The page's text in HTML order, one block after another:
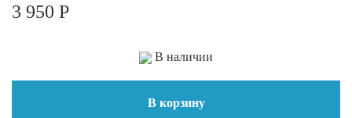
4.9
3 950 Р
В наличии
В корзину